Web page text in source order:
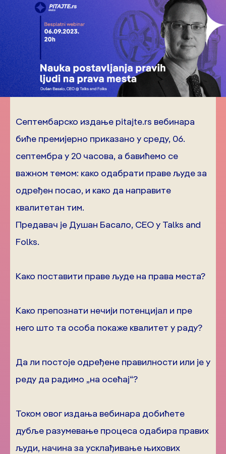
Септембарско издање pitajte.rs вебинара
биће премијерно приказано у среду, 06.
септембра у 20 часова, а бавићемо се
важном темом: како одабрати праве људе за
одређен посао, и како да направите
квалитетан тим.
Предавач је Душан Басало, CEO у Talks and
Folks.
Како поставити праве људе на права места?
Како препознати нечији потенцијал и пре
него што та особа покаже квалитет у раду?
Да ли постоје одређене правилности или је у
реду да радимо „на осећај“?
Током овог издања вебинара добићете
дубље разумевање процеса одабира правих
људи, начина за усклађивање њихових